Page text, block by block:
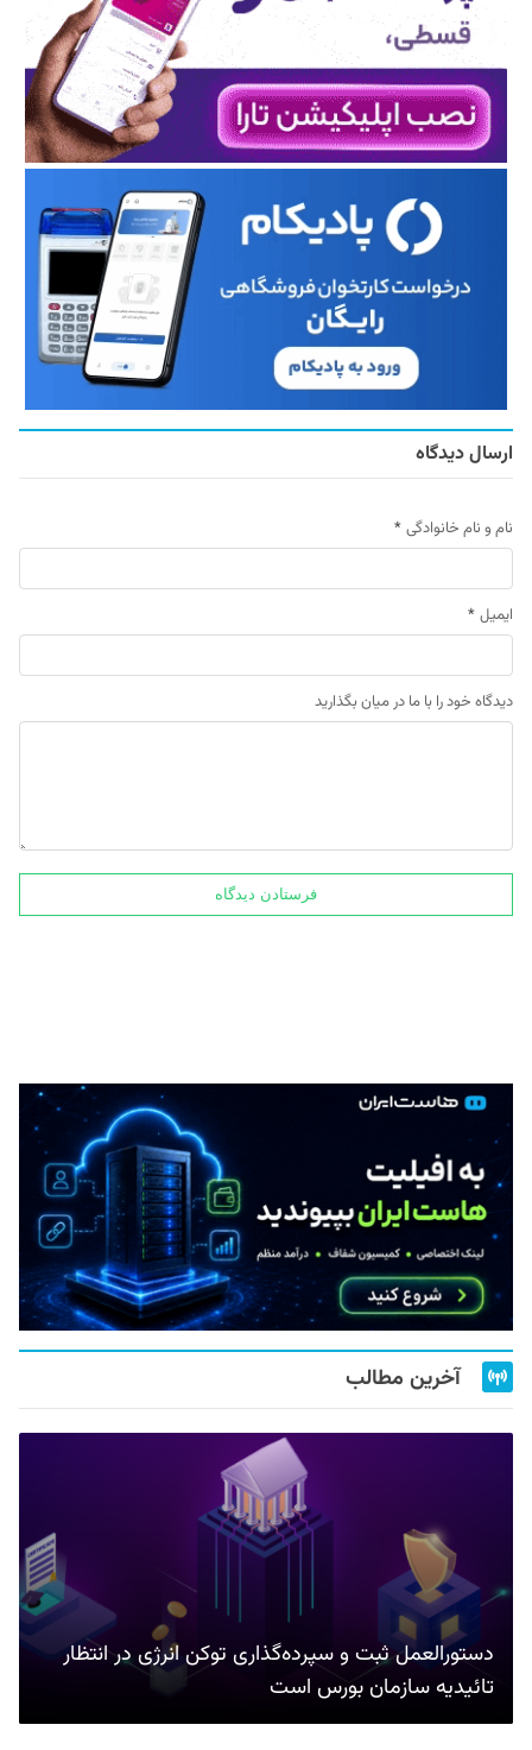
ارسال دیدگاه
نام و نام خانوادگی *
ایمیل *
دیدگاه خود را با ما در میان بگذارید
آخرین مطالب
دستورالعمل ثبت و سپرده‌گذاری توکن انرژی در انتظار
تائیدیه سازمان بورس است